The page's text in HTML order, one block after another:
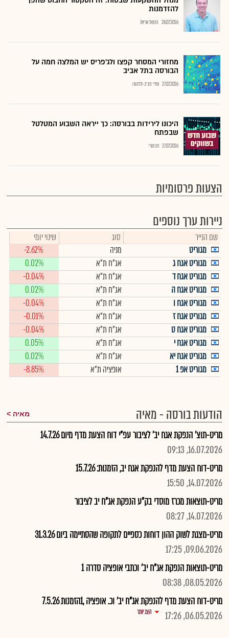
להזדמנות
28.07.2026 נתנאל אריאל
מחזורי המסחר קפצו ולג'פריס יש המלצה חמה על
הבורסה בתל אביב
27.07.2026 שירי חביב-ולדהורן
היכונו לירידות בבורסה: כך ייראה השבוע המטלטל
שבפתח
27.07.2026 רם מורי
הצעות פרסומיות
ניירות ערך נוספים
שם הנייר סוג
שינוי יומי
מגוריט
מניה
-2.62%
מגוריט אגח ג
אג"ח ת"א
0.02%
מגוריט אגח ד
אג"ח ת"א
-0.04%
מגוריט אגח ה
אג"ח ת"א
0.02%
מגוריט אגח ו
אג"ח ת"א
-0.04%
מגוריט אגח ז
אג"ח ת"א
-0.01%
מגוריט אגח ט
אג"ח ת"א
-0.04%
מגוריט אגח י
אג"ח ת"א
0.05%
מגוריט אגח יא
אג"ח ת"א
0.02%
מגוריט אפ 1
אופציה ת"א -8.85%
הודעות בורסה - מאיה מאיה
מריט-תוצ' הנפקת אגח יב' לציבור עפ"י דוח הצעת מדף מיום 14.7.26
16.07.2026, 09:13
מריט-דוח הצעת מדף להנפקת אגח יב, הזמנות: 15.7.26
14.07.2026, 15:50
מריט-תוצאות מכרז מוסדי בק"ע הנפקת אג"ח יב לציבור
14.07.2026, 08:27
מריט-מצגת לשוק ההון דוחות כספיים לתקופה שהסתיימה ביום 31.3.26
09.06.2026, 17:25
מריט-תוצאות הנפקת אג"ח יב' וכתבי אופציה סדרה 1
08.05.2026, 08:38
מריט-דוח הצעת מדף להנפקת אג"ח יב' וכ. אופציה ,1הזמנות 7.5.26
06.05.2026, 17:26
הצג יותר